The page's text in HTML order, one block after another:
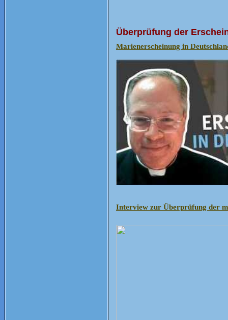
Überprüfung der
Marienerscheinung in
Interview zur Überprüfung der